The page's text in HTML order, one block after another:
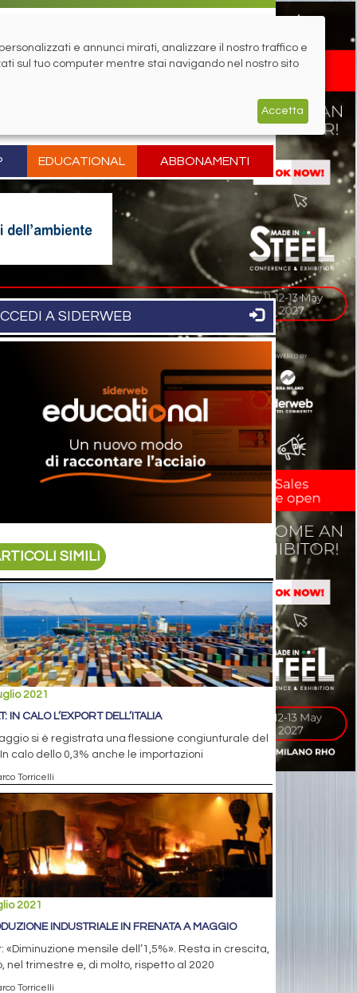
EDUCATIONAL ABBONAMENTI
A SIDERWEB
SIMILI
2021
IN CALO L’EXPORT DELL’ITALIA
si è registrata una flessione congiunturale del
In calo dello 0,3% anche le importazioni
Torricelli
2021
INDUSTRIALE IN FRENATA A MAGGIO
«Diminuzione mensile dell’1,5%». Resta in crescita,
nel trimestre e, di molto, rispetto al 2020
Torricelli
e annunci mirati, analizzare il nostro traffico e
sul tuo computer mentre stai navigando nel nostro sito
Accetta